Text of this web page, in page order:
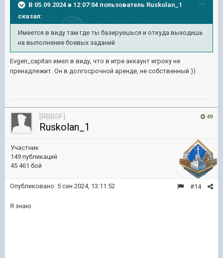
В 05.09.2024 в 12:07:04 пользователь Ruskolan_1
сказал:
Имеется в виду там где ты базируешься и откуда выходишь
на выполнение боевых заданий
Evgen_capitan имел в виду, что в игре аккаунт игроку не
принадлежит. Он в долгосрочной аренде, не собственный ))
49
[RBBSF]
Ruskolan_1
Участник
149 публикаций
45 461 бой
#14
Опубликовано: 5 сен 2024, 13:11:52
Я знаю